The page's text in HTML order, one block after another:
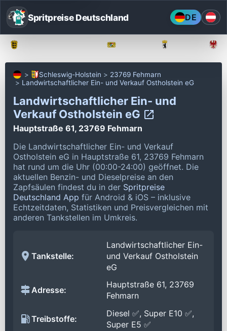
Spritpreise Deutschland DE
Schleswig-Holstein
23769 Fehmarn
Landwirtschaftlicher Ein- und Verkauf Ostholstein eG
Landwirtschaftlicher Ein- und
Verkauf Ostholstein eG
Hauptstraße 61, 23769 Fehmarn
Die Landwirtschaftlicher Ein- und Verkauf
Ostholstein eG in Hauptstraße 61, 23769 Fehmarn
hat rund um die Uhr (00:00-24:00) geöffnet. Die
aktuellen Benzin- und Dieselpreise an den
Zapfsäulen findest du in der Spritpreise
Deutschland App für Android & iOS – inklusive
Echtzeitdaten, Statistiken und Preisvergleichen mit
anderen Tankstellen im Umkreis.
Tankstelle:
Landwirtschaftlicher Ein-
und Verkauf Ostholstein
eG
Adresse:
Hauptstraße 61, 23769
Fehmarn
Treibstoffe:
Diesel ✅, Super E10 ✅,
Super E5 ✅